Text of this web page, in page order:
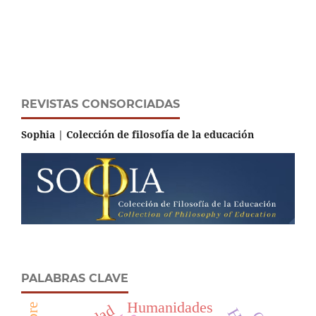
REVISTAS CONSORCIADAS
Sophia | Colección de filosofía de la educación
PALABRAS CLAVE
Humanidades